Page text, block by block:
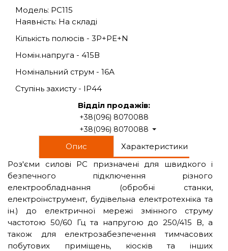
Модель: PC115
Наявність: На складі
Кількість полюсів - 3P+PE+N
Номін.напруга - 415В
Номінальний струм - 16А
Ступінь захисту - IP44
Відділ продажів:
+38(096) 8070088
+38(096) 8070088
Опис
Характеристики
Роз'єми силові РС призначені для швидкого і
безпечного підключення різного
електрообладнання (обробні станки,
електроінструмент, будівельна електротехніка та
ін.) до електричної мережі змінного струму
частотою 50/60 Гц та напругою до 250/415 В, а
також для електрозабезпечення тимчасових
побутових приміщень, кіосків та інших